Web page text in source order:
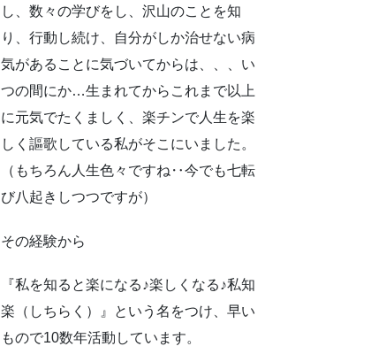
し、数々の学びをし、沢山のことを知
り、行動し続け、自分がしか治せない病
気があることに気づいてからは、、、い
つの間にか…生まれてからこれまで以上
に元気でたくましく、楽チンで人生を楽
しく謳歌している私がそこにいました。
（もちろん人生色々ですね‥今でも七転
び八起きしつつですが）
その経験から
『私を知ると楽になる♪楽しくなる♪私知
楽（しちらく）』という名をつけ、早い
もので10数年活動しています。